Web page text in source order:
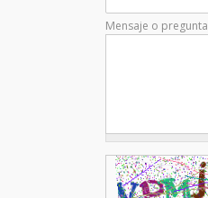
Mensaje o pregunta